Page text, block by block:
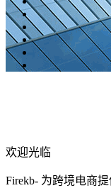
欢迎光临
Firekb- 为跨境电商